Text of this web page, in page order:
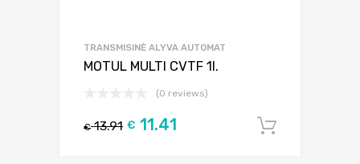
TRANSMISINĖ ALYVA AUTOMAT
MOTUL MULTI CVTF 1l.
(0 reviews)
€13.91 € 11.41